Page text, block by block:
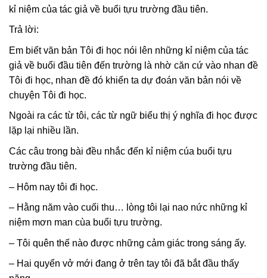
kỉ niệm của tác giả về buổi tựu trường đầu tiên.
Trả lời:
Em biết văn bản Tôi đi học nói lên những kỉ niệm của tác
giả về buổi đầu tiên đến trường là nhờ căn cứ vào nhan đề
Tôi đi học, nhan đề đó khiến ta dự đoán văn bản nói về
chuyện Tôi đi học.
Ngoài ra các từ tôi, các từ ngữ biểu thị ý nghĩa đi học được
lặp lại nhiều lần.
Các câu trong bài đều nhắc đến kỉ niệm cúa buổi tựu
trường đầu tiên.
– Hôm nay tôi đi học.
– Hằng năm vào cuối thu… lòng tôi lại nao nức những kỉ
niệm mơn man cùa buổi tựu trường.
– Tôi quên thế nào được những cảm giác trong sáng ấy.
– Hai quyển vở mới đang ở trên tay tôi đã bắt đầu thấy